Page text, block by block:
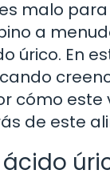
malo
a
úrico. En
cómo este
de este
ácido